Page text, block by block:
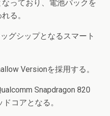
っており、電池パックを
る。
グシップとなるスマート
Versionを採用する。
Snapdragon 820
コアとなる。